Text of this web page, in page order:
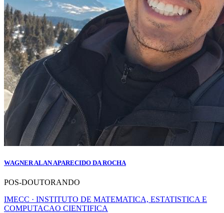
WAGNER ALAN APARECIDO DA ROCHA
POS-DOUTORANDO
IMECC · INSTITUTO DE MATEMATICA, ESTATISTICA E
COMPUTACAO CIENTIFICA